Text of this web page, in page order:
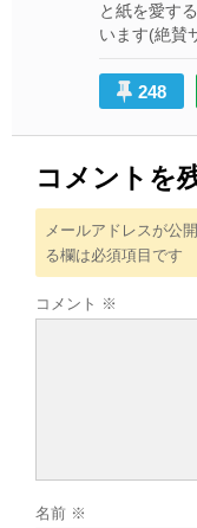
と紙を愛す
います(絶賛
248
コメントを
メールアドレスが公
る欄は必須項目です
コメント ※
名前 ※